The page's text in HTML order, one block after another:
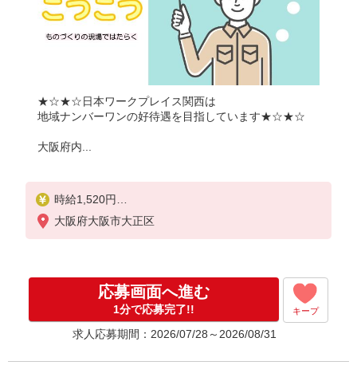
★☆★☆日本ワークプレイス関西は
地域ナンバーワンの好待遇を目指しています★☆★☆
大阪府内...
時給1,520円
月収例：
別途 交通費全額支給
大阪府大阪市大正区
応募画面へ進む
1分で応募完了!! キープ
求人応募期間：2026/07/28～2026/08/31